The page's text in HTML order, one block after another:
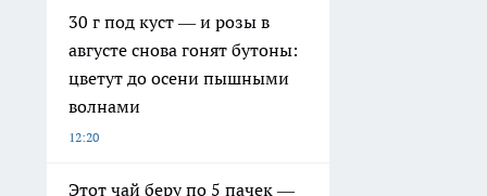
30 г под куст — и розы в
августе снова гонят бутоны:
цветут до осени пышными
волнами
12:20
Этот чай беру по 5 пачек —